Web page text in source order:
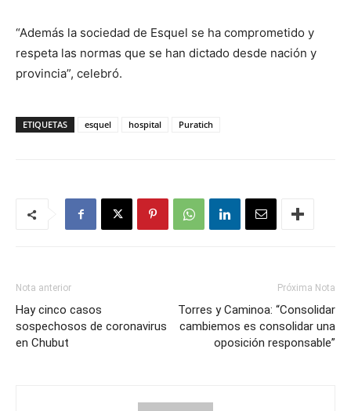
“Además la sociedad de Esquel se ha comprometido y
respeta las normas que se han dictado desde nación y
provincia”, celebró.
ETIQUETAS esquel hospital Puratich
Nota anterior
Hay cinco casos
sospechosos de coronavirus
en Chubut
Próxima Nota
Torres y Caminoa: “Consolidar
cambiemos es consolidar una
oposición responsable”